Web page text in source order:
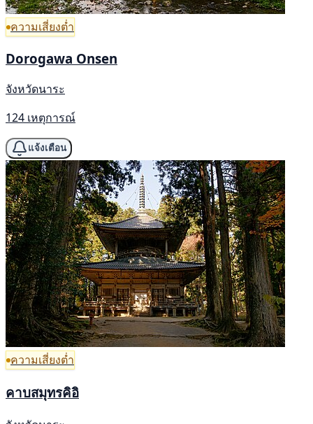
ความเสี่ยงต่ำ
Dorogawa Onsen
จังหวัดนาระ
124 เหตุการณ์
แจ้งเตือน
ความเสี่ยงต่ำ
คาบสมุทรคิอิ